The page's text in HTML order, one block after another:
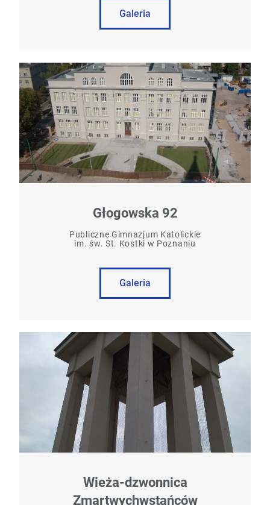
Galeria
Głogowska 92
Publiczne Gimnazjum Katolickie
im. św. St. Kostki w Poznaniu
Galeria
Wieża-dzwonnica
Zmartwychwstańców